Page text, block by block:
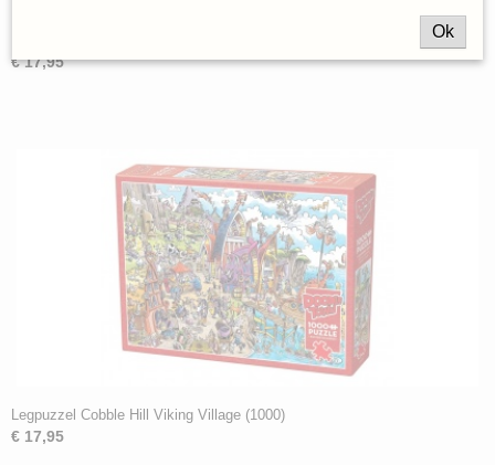
€ 17,95
Legpuzzel Cobble Hill Viking Village (1000)
€ 17,95
Ok